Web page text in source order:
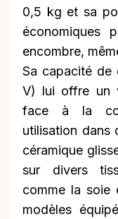
0,5 kg et sa
économiques
encombre,
Sa capacité de
V) lui offre un
face à la
utilisation dans
céramique
sur divers
comme la soie
modèles